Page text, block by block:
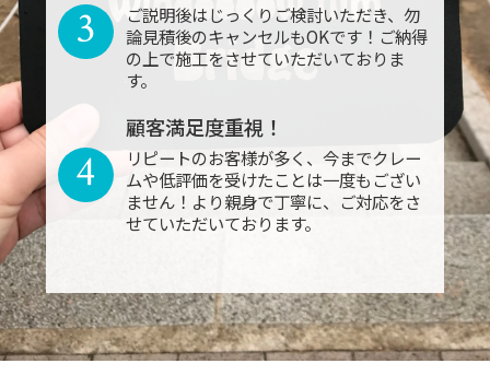
ご説明後はじっくりご検討いただき、勿
論見積後のキャンセルもOKです！ご納得
の上で施工をさせていただいておりま
す。
3
顧客満足度重視！
リピートのお客様が多く、今までクレー
ムや低評価を受けたことは一度もござい
ません！より親身で丁寧に、ご対応をさ
せていただいております。
4